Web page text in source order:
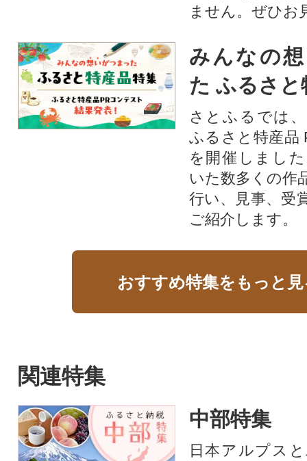
ません。ぜひお
みんなの
た ふるさと
さとふるでは
ふるさと特産品
を開催しまし
いた数多くの作
行い、見事、受
ご紹介します。
おすすめ特集をもっと
関連特集
中部特集
日本アルプス